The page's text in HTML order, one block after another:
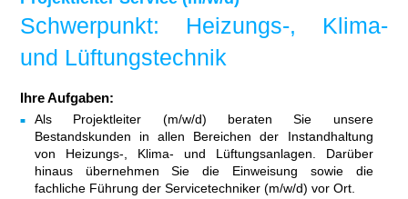
Schwerpunkt: Heizungs-, Klima-
und Lüftungstechnik
Ihre Aufgaben:
Als Projektleiter (m/w/d) beraten Sie unsere
Bestandskunden in allen Bereichen der Instandhaltung
von Heizungs-, Klima- und Lüftungsanlagen. Darüber
hinaus übernehmen Sie die Einweisung sowie die
fachliche Führung der Servicetechniker (m/w/d) vor Ort.